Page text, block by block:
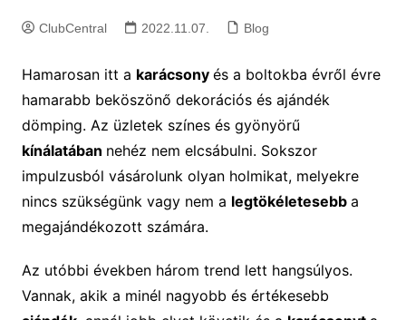
ClubCentral 2022.11.07. Blog
Hamarosan itt a karácsony és a boltokba évről évre
hamarabb beköszönő dekorációs és ajándék
dömping. Az üzletek színes és gyönyörű
kínálatában nehéz nem elcsábulni. Sokszor
impulzusból vásárolunk olyan holmikat, melyekre
nincs szükségünk vagy nem a legtökéletesebb a
megajándékozott számára.
Az utóbbi években három trend lett hangsúlyos.
Vannak, akik a minél nagyobb és értékesebb